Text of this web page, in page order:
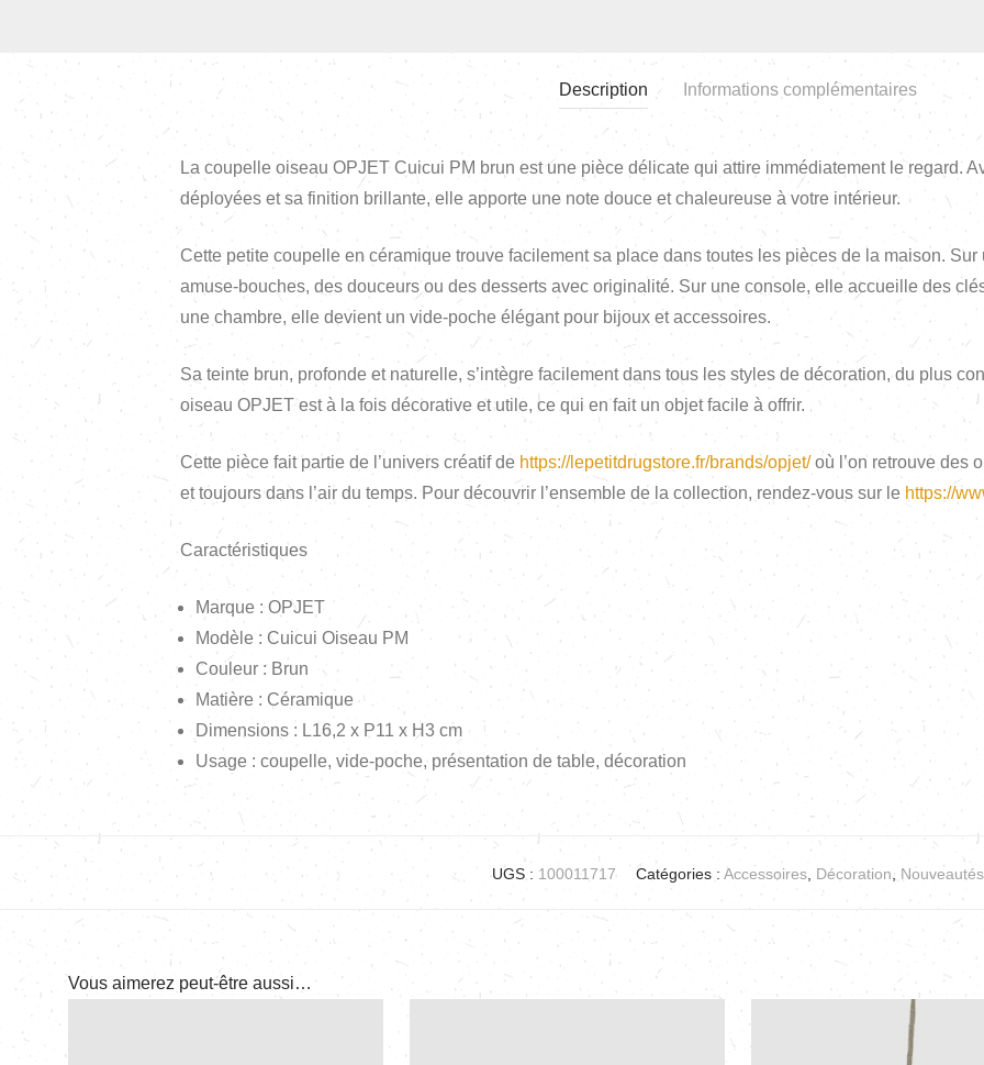
Description Informations complémentaires
La coupelle oiseau OPJET Cuicui PM brun est une pièce délicate qui attire immédiatement le regard.
déployées et sa finition brillante, elle apporte une note douce et chaleureuse à votre intérieur.
Cette petite coupelle en céramique trouve facilement sa place dans toutes les pièces de la maison.
amuse-bouches, des douceurs ou des desserts avec originalité. Sur une console, elle accueille des
une chambre, elle devient un vide-poche élégant pour bijoux et accessoires.
Sa teinte brun, profonde et naturelle, s’intègre facilement dans tous les styles de décoration, du plus
oiseau OPJET est à la fois décorative et utile, ce qui en fait un objet facile à offrir.
Cette pièce fait partie de l’univers créatif de https://lepetitdrugstore.fr/brands/opjet/où l’on retrouve des
et toujours dans l’air du temps. Pour découvrir l’ensemble de la collection, rendez-vous sur le https://
Caractéristiques
Marque : OPJET
Modèle : Cuicui Oiseau PM
Couleur : Brun
Matière : Céramique
Dimensions : L16,2 x P11 x H3 cm
Usage : coupelle, vide-poche, présentation de table, décoration
UGS : 100011717 Catégories : Accessoires, Décoration, Nouveautés
Vous aimerez peut-être aussi…